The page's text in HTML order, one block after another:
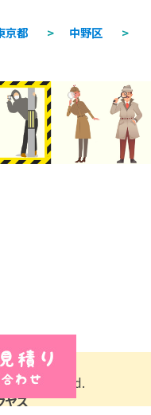
京都 > 中野区
>
Reserved.
ヤス